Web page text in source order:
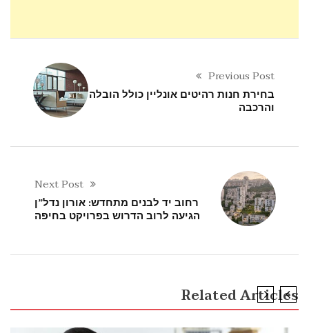
Previous Post
בחירת חנות רהיטים אונליין כולל הובלה
והרכבה
Next Post
רחוב יד לבנים מתחדש: אורון נדל”ן
הגיעה לרוב הדרוש בפרויקט בחיפה
Related Articles